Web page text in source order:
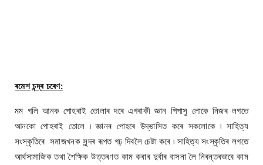
ৰমেশ চন্দ্ৰ চৰেণ:
মম গলি আনক পোহৰাই তোলাৰ দৰে এগৰাকী জ্ঞান পিপাসু লোকে নিজৰ লগতে
আনকো পোহৰাই তোলে ৷ জ্ঞানৰ পোহৰে উদ্ভাসিত কৰে সকলোকে ৷ সাহিত্য
সংস্কৃতিৰে সমাজখনক সুন্দৰ ৰূপত গঢ় দিবলৈ চেষ্টা কৰে ৷ সাহিত্য সংস্কৃতিৰ লগতে
আৰ্থসামাজিক তথা শৈক্ষিক উত্তৰণত কাম কৰাৰ দুৰ্বাৰ বাসনা লৈ নিৰন্তৰভাবে কাম